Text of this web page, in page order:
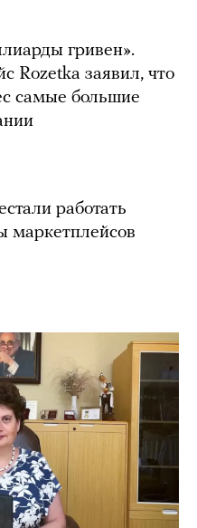
гривен».
Rozetka заявил, что
самые большие
работать
маркетплейсов